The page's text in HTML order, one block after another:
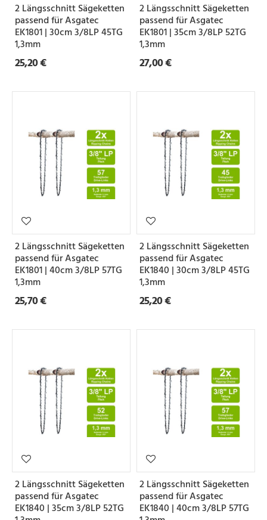
2 Längsschnitt Sägeketten
passend für Asgatec
EK1801 | 30cm 3/8LP 45TG
1,3mm
25,20 €
2 Längsschnitt Sägeketten
passend für Asgatec
EK1801 | 35cm 3/8LP 52TG
1,3mm
27,00 €
2 Längsschnitt Sägeketten
passend für Asgatec
EK1801 | 40cm 3/8LP 57TG
1,3mm
25,70 €
2 Längsschnitt Sägeketten
passend für Asgatec
EK1840 | 30cm 3/8LP 45TG
1,3mm
25,20 €
2 Längsschnitt Sägeketten
passend für Asgatec
EK1840 | 35cm 3/8LP 52TG
2 Längsschnitt Sägeketten
passend für Asgatec
EK1840 | 40cm 3/8LP 57TG